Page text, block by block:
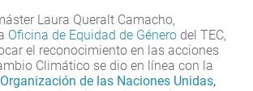
Laura Queralt Camacho,
Oficina de Equidad de Género del TEC,
el reconocimiento en las acciones
Climático se dio en línea con la
de las Naciones Unidas,